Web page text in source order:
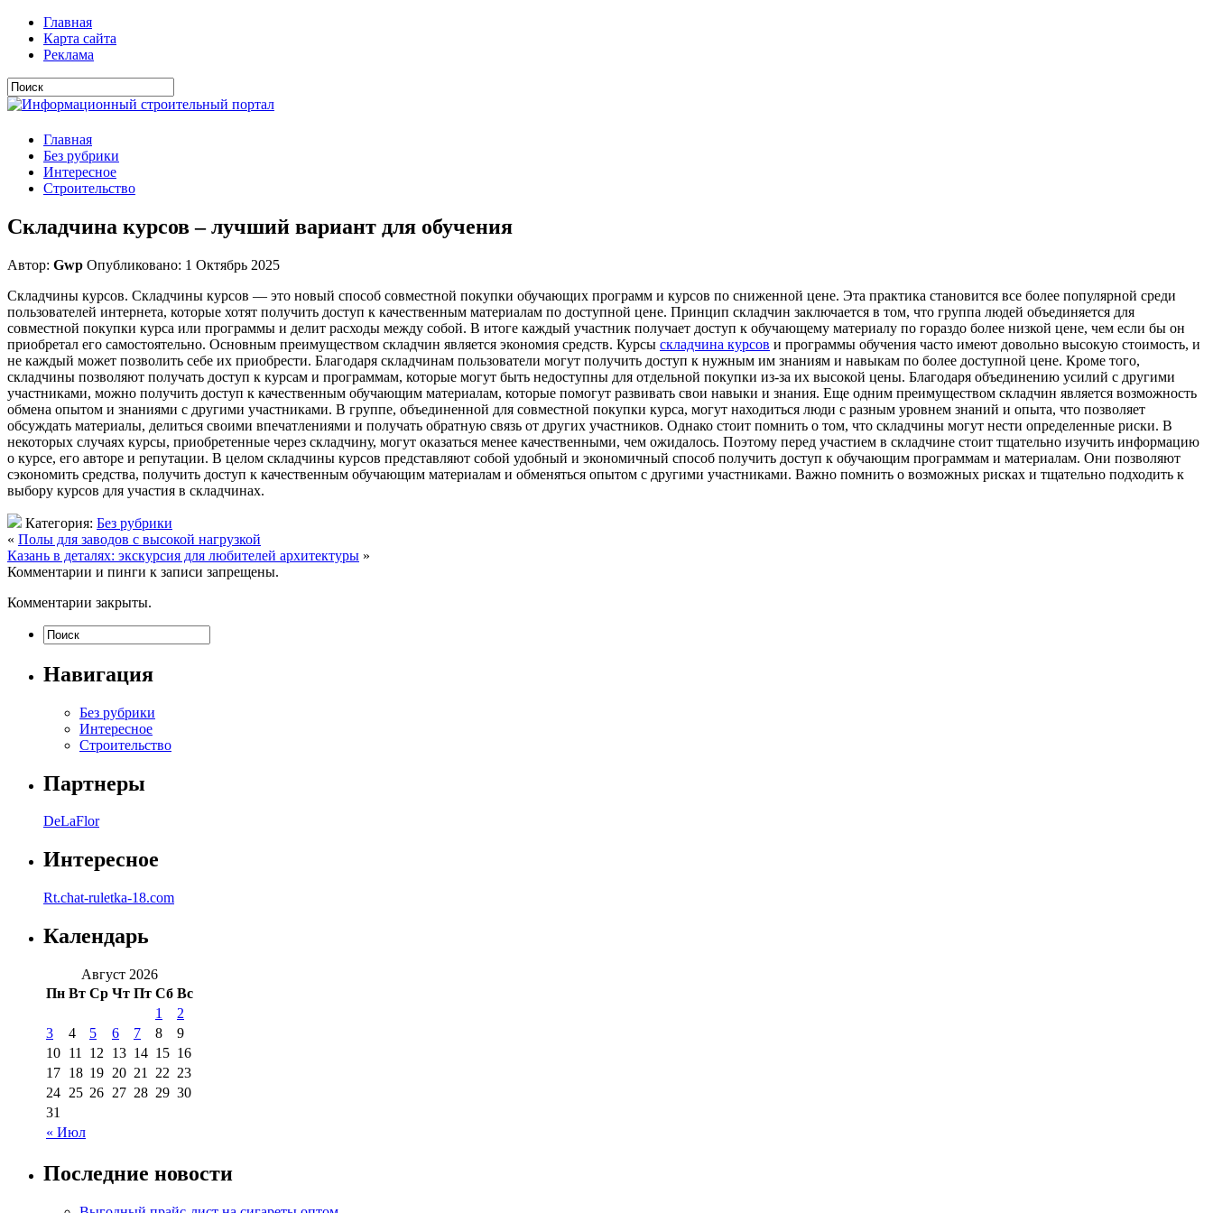
Главная
Карта сайта
Реклама
Главная
Без рубрики
Интересное
Строительство
Складчина курсов – лучший вариант для обучения
Автор: Gwp Опубликовано: 1 Октябрь 2025
Складчины курсов. Складчины курсов — это новый способ совместной покупки обучающих программ и курсов по сниженной цене. Эта практика становится все более популярной среди
пользователей интернета, которые хотят получить доступ к качественным материалам по доступной цене. Принцип складчин заключается в том, что группа людей объединяется для
совместной покупки курса или программы и делит расходы между собой. В итоге каждый участник получает доступ к обучающему материалу по гораздо более низкой цене, чем если бы он
приобретал его самостоятельно. Основным преимуществом складчин является экономия средств. Курсы складчина курсов и программы обучения часто имеют довольно высокую стоимость, и
не каждый может позволить себе их приобрести. Благодаря складчинам пользователи могут получить доступ к нужным им знаниям и навыкам по более доступной цене. Кроме того,
складчины позволяют получать доступ к курсам и программам, которые могут быть недоступны для отдельной покупки из-за их высокой цены. Благодаря объединению усилий с другими
участниками, можно получить доступ к качественным обучающим материалам, которые помогут развивать свои навыки и знания. Еще одним преимуществом складчин является возможность
обмена опытом и знаниями с другими участниками. В группе, объединенной для совместной покупки курса, могут находиться люди с разным уровнем знаний и опыта, что позволяет
обсуждать материалы, делиться своими впечатлениями и получать обратную связь от других участников. Однако стоит помнить о том, что складчины могут нести определенные риски. В
некоторых случаях курсы, приобретенные через складчину, могут оказаться менее качественными, чем ожидалось. Поэтому перед участием в складчине стоит тщательно изучить информацию
о курсе, его авторе и репутации. В целом складчины курсов представляют собой удобный и экономичный способ получить доступ к обучающим программам и материалам. Они позволяют
сэкономить средства, получить доступ к качественным обучающим материалам и обменяться опытом с другими участниками. Важно помнить о возможных рисках и тщательно подходить к
выбору курсов для участия в складчинах.
Категория: Без рубрики
« Полы для заводов с высокой нагрузкой
Казань в деталях: экскурсия для любителей архитектуры »
Комментарии и пинги к записи запрещены.
Комментарии закрыты.
Навигация
Без рубрики
Интересное
Строительство
Партнеры
DeLaFlor
Интересное
Rt.chat-ruletka-18.com
Календарь
Август 2026
Пн Вт Ср Чт Пт Сб Вс
« Июл
1
2
3
4 5 6 7 8
9
10 11 12 13 14 15 16
17 18 19 20 21 22 23
24 25 26 27 28 29 30
31
Последние новости